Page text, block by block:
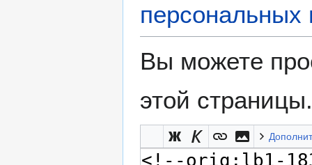
персональных
Вы можете
этой страницы.